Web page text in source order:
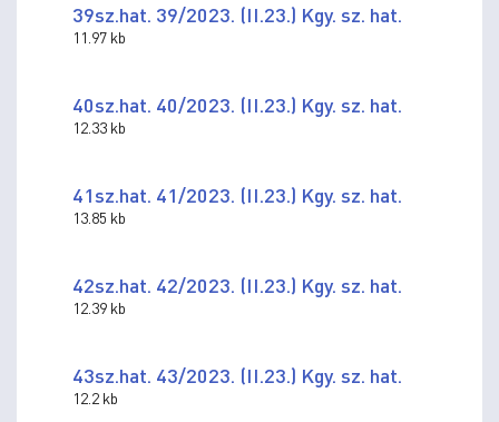
39sz.hat. 39/2023. (II.23.) Kgy. sz. hat.
11.97 kb
40sz.hat. 40/2023. (II.23.) Kgy. sz. hat.
12.33 kb
41sz.hat. 41/2023. (II.23.) Kgy. sz. hat.
13.85 kb
42sz.hat. 42/2023. (II.23.) Kgy. sz. hat.
12.39 kb
43sz.hat. 43/2023. (II.23.) Kgy. sz. hat.
12.2 kb